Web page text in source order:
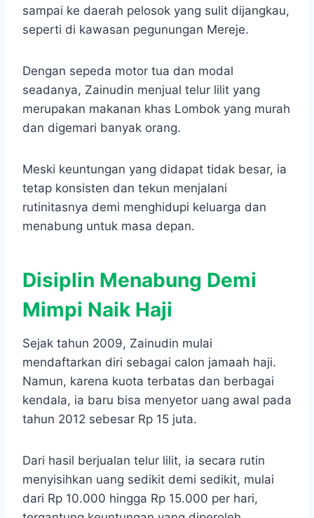
sampai ke daerah pelosok yang sulit dijangkau,
seperti di kawasan pegunungan Mereje.
Dengan sepeda motor tua dan modal
seadanya, Zainudin menjual telur lilit yang
merupakan makanan khas Lombok yang murah
dan digemari banyak orang.
Meski keuntungan yang didapat tidak besar, ia
tetap konsisten dan tekun menjalani
rutinitasnya demi menghidupi keluarga dan
menabung untuk masa depan.
Disiplin Menabung Demi
Mimpi Naik Haji
Sejak tahun 2009, Zainudin mulai
mendaftarkan diri sebagai calon jamaah haji.
Namun, karena kuota terbatas dan berbagai
kendala, ia baru bisa menyetor uang awal pada
tahun 2012 sebesar Rp 15 juta.
Dari hasil berjualan telur lilit, ia secara rutin
menyisihkan uang sedikit demi sedikit, mulai
dari Rp 10.000 hingga Rp 15.000 per hari,